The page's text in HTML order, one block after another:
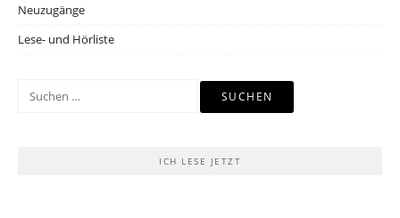
Neuzugänge
Lese- und Hörliste
Suchen
ICH LESE JETZT